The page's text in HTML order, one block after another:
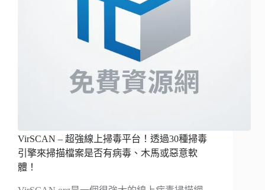
VirSCAN – 超強線上掃毒平台！透過30種掃毒
引擎來掃描檔案是否有病毒、木馬或惡意軟
體！